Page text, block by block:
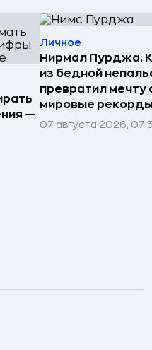
—
Личное
Нирмал Пурджа.
из бедной
превратил мечту
мировые рекорды
07 августа 2026,